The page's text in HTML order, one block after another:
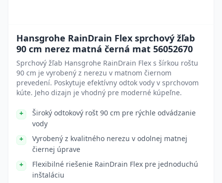
Hansgrohe RainDrain Flex sprchový žľab
90 cm nerez matná černá mat 56052670
Sprchový žľab Hansgrohe RainDrain Flex s šírkou roštu
90 cm je vyrobený z nerezu v matnom čiernom
prevedení. Poskytuje efektívny odtok vody v sprchovom
kúte. Jeho dizajn je vhodný pre moderné kúpeľne.
Široký odtokový rošt 90 cm pre rýchle odvádzanie
vody
Vyrobený z kvalitného nerezu v odolnej matnej
čiernej úprave
Flexibilné riešenie RainDrain Flex pre jednoduchú
inštaláciu